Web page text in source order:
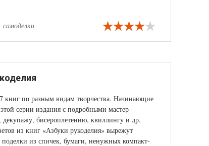
книг по разным видам творчества. Начинающие
серии издания с подробными мастер-
бисероплетению, квиллингу и др.
из книг «Азбуки рукоделия» вырежут
из спичек, бумаги, ненужных компакт-